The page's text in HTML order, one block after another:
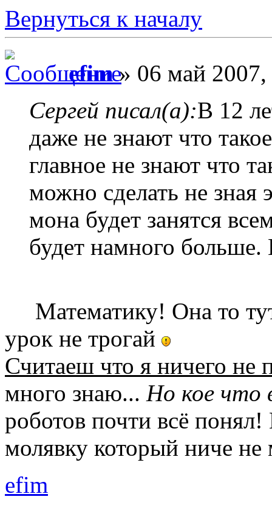
Вернуться к началу
efim» 06 май 2007,
Сергей писал(а):В 12
даже не знают что
главное не знают что
можно сделать не зная
мона будет занятся
будет намного
Математику! Она то
урок не трогай
Считаеш что я ничего не
много знаю... Но кое что
роботов почти всё
молявку который ниче
efim